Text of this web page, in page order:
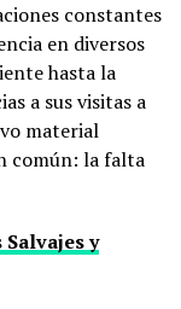
constantes
en diversos
hasta la
a sus visitas a
material
común: la falta
y